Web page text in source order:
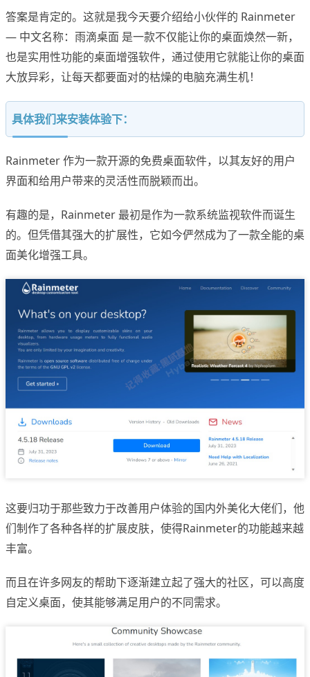
答案是肯定的。这就是我今天要介绍给小伙伴的 Rainmeter
— 中文名称：雨滴桌面 是一款不仅能让你的桌面焕然一新，
也是实用性功能的桌面增强软件，通过使用它就能让你的桌面
大放异彩，让每天都要面对的枯燥的电脑充满生机！
具体我们来安装体验下：
Rainmeter 作为一款开源的免费桌面软件，以其友好的用户
界面和给用户带来的灵活性而脱颖而出。
有趣的是，Rainmeter 最初是作为一款系统监视软件而诞生
的。但凭借其强大的扩展性，它如今俨然成为了一款全能的桌
面美化增强工具。
这要归功于那些致力于改善用户体验的国内外美化大佬们，他
们制作了各种各样的扩展皮肤，使得Rainmeter的功能越来越
丰富。
而且在许多网友的帮助下逐渐建立起了强大的社区，可以高度
自定义桌面，使其能够满足用户的不同需求。